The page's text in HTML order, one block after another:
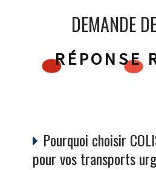
DEMANDE
RÉPONSE
Pourquoi choisir
pour vos transports